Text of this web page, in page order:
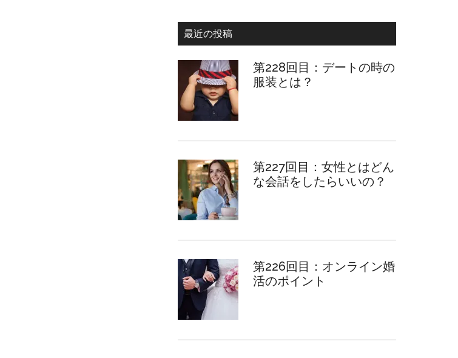
最近の投稿
第228回目：デートの時の
服装とは？
第227回目：女性とはどん
な会話をしたらいいの？
第226回目：オンライン婚
活のポイント